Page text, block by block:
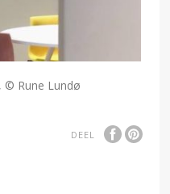
© Rune Lundø
DEEL